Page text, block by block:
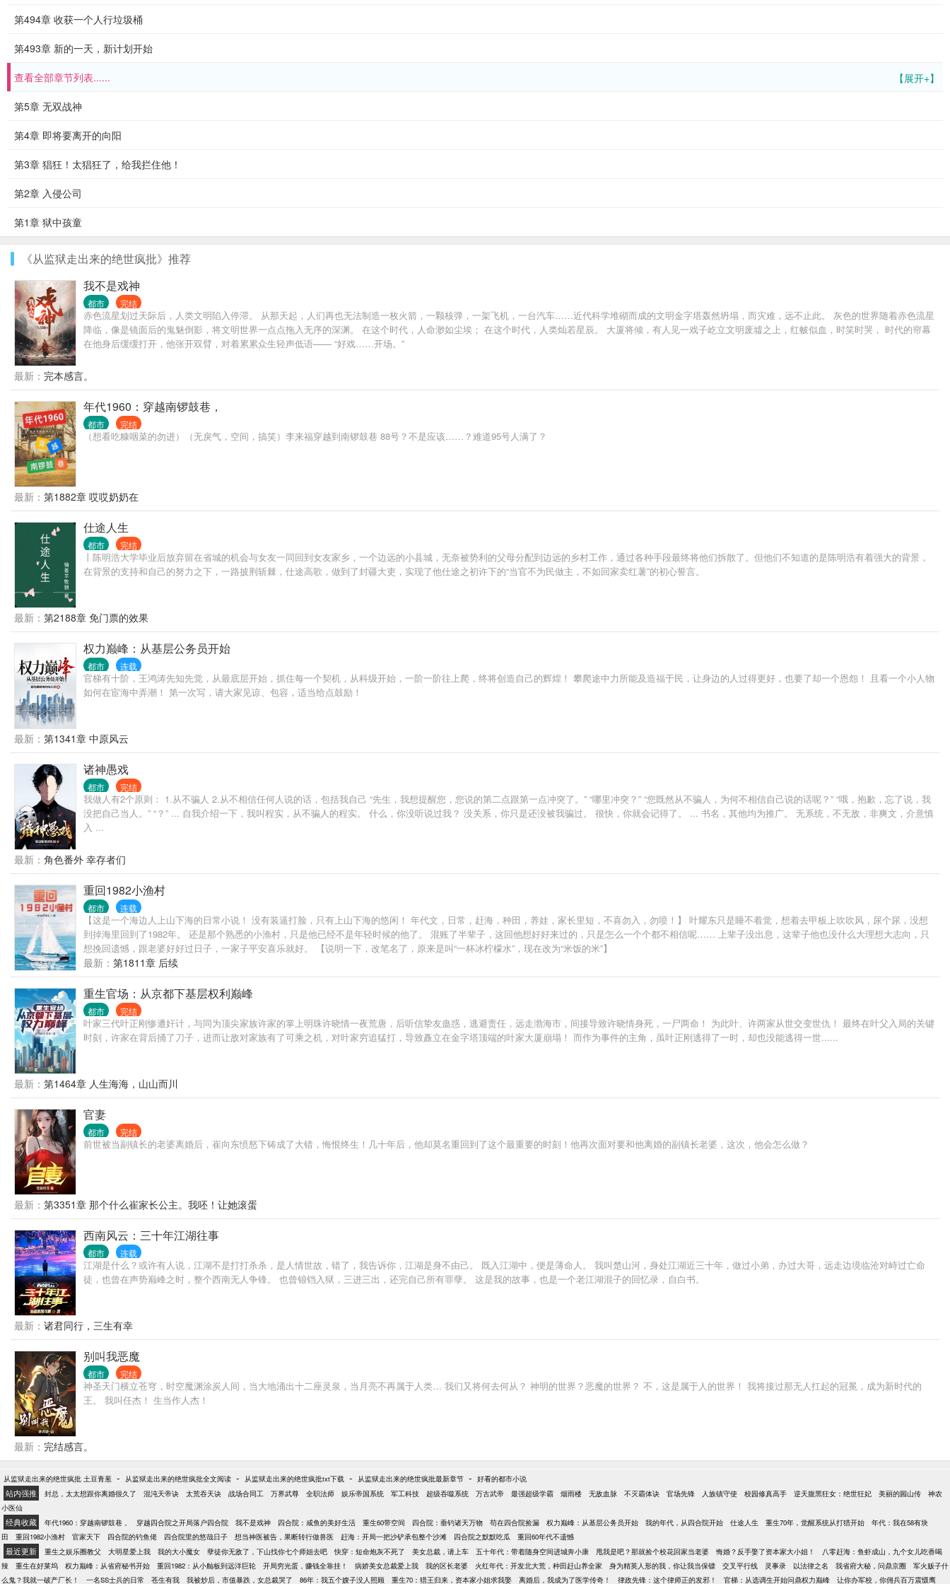
第494章 收获一个人行垃圾桶
第493章 新的一天，新计划开始
【展开+】
查看全部章节列表......
第5章 无双战神
第4章 即将要离开的向阳
第3章 猖狂！太猖狂了，给我拦住他！
第2章 入侵公司
第1章 狱中孩童
《从监狱走出来的绝世疯批》推荐
我不是戏神
都市 完结
赤色流星划过天际后，人类文明陷入停滞。 从那天起，人们再也无法制造一枚火箭，一颗核弹，一架飞机，一台汽车……近代科学堆砌而成的文明金字塔轰然坍塌，而灾难，远不止此。 灰色的世界随着赤色流星
降临，像是镜面后的鬼魅倒影，将文明世界一点点拖入无序的深渊。 在这个时代，人命渺如尘埃； 在这个时代，人类灿若星辰。 大厦将倾，有人见一戏子屹立文明废墟之上，红帔似血，时笑时哭， 时代的帘幕
在他身后缓缓打开，他张开双臂，对着累累众生轻声低语—— “好戏……开场。”
最新： 完本感言。
年代1960：穿越南锣鼓巷，
都市 完结
（想看吃糠咽菜的勿进）（无戾气，空间，搞笑）李来福穿越到南锣鼓巷 88号？不是应该……？难道95号人满了？
最新： 第1882章 哎哎奶奶在
仕途人生
都市 完结
丨陈明浩大学毕业后放弃留在省城的机会与女友一同回到女友家乡，一个边远的小县城，无奈被势利的父母分配到边远的乡村工作，通过各种手段最终将他们拆散了。但他们不知道的是陈明浩有着强大的背景，
在背景的支持和自己的努力之下，一路披荆斩棘，仕途高歌，做到了封疆大吏，实现了他仕途之初许下的“当官不为民做主，不如回家卖红薯”的初心誓言。
最新： 第2188章 免门票的效果
权力巅峰：从基层公务员开始
都市 连载
官梯有十阶，王鸿涛先知先觉，从最底层开始，抓住每一个契机，从科级开始，一阶一阶往上爬，终将创造自己的辉煌！ 攀爬途中力所能及造福于民，让身边的人过得更好，也要了却一个恩怨！ 且看一个小人物
如何在宦海中弄潮！ 第一次写，请大家见谅、包容，适当给点鼓励！
最新： 第1341章 中原风云
诸神愚戏
都市 完结
我做人有2个原则： 1.从不骗人 2.从不相信任何人说的话，包括我自己 “先生，我想提醒您，您说的第二点跟第一点冲突了。” “哪里冲突？” “您既然从不骗人，为何不相信自己说的话呢？” “哦，抱歉，忘了说，我
没把自己当人。” “？” ... 自我介绍一下，我叫程实，从不骗人的程实。 什么，你没听说过我？ 没关系，你只是还没被我骗过。 很快，你就会记得了。 ... 书名，其他均为推广。 无系统，不无敌，非爽文，介意慎
入 ...
最新： 角色番外 幸存者们
重回1982小渔村
都市 连载
【这是一个海边人上山下海的日常小说！ 没有装逼打脸，只有上山下海的悠闲！ 年代文，日常，赶海，种田，养娃，家长里短，不喜勿入，勿喷！】 叶耀东只是睡不着觉，想着去甲板上吹吹风，尿个尿，没想
到掉海里回到了1982年。 还是那个熟悉的小渔村，只是他已经不是年轻时候的他了。 混账了半辈子，这回他想好好来过的，只是怎么一个个都不相信呢…… 上辈子没出息，这辈子他也没什么大理想大志向，只
想挽回遗憾，跟老婆好好过日子，一家子平安喜乐就好。 【说明一下，改笔名了，原来是叫“一杯冰柠檬水”，现在改为“米饭的米”】
最新： 第1811章 后续
重生官场：从京都下基层权利巅峰
都市 完结
叶家三代叶正刚惨遭奸计，与同为顶尖家族许家的掌上明珠许晓情一夜荒唐，后听信挚友蛊惑，逃避责任，远走渤海市，间接导致许晓情身死，一尸两命！ 为此叶、许两家从世交变世仇！ 最终在叶父入局的关键
时刻，许家在背后捅了刀子，进而让敌对家族有了可乘之机，对叶家穷追猛打，导致矗立在金字塔顶端的叶家大厦崩塌！ 而作为事件的主角，虽叶正刚逃得了一时，却也没能逃得一世......
最新： 第1464章 人生海海，山山而川
官妻
都市 完结
前世被当副镇长的老婆离婚后，崔向东愤怒下铸成了大错，悔恨终生！几十年后，他却莫名重回到了这个最重要的时刻！他再次面对要和他离婚的副镇长老婆，这次，他会怎么做？
最新： 第3351章 那个什么崔家长公主。我呸！让她滚蛋
西南风云：三十年江湖往事
都市 连载
江湖是什么？或许有人说，江湖不是打打杀杀，是人情世故，错了，我告诉你，江湖是身不由己。 既入江湖中，便是薄命人。 我叫楚山河，身处江湖近三十年，做过小弟，办过大哥，远走边境临沧对峙过亡命
徒，也曾在声势巅峰之时，整个西南无人争锋。 也曾锒铛入狱，三进三出，还完自己所有罪孽。 这是我的故事，也是一个老江湖混子的回忆录，自白书。
最新： 诸君同行，三生有幸
别叫我恶魔
都市 完结
神圣天门横立苍穹，时空魔渊涂炭人间，当大地涌出十二座灵泉，当月亮不再属于人类… 我们又将何去何从？ 神明的世界？恶魔的世界？ 不，这是属于人的世界！ 我将接过那无人扛起的冠冕，成为新时代的
王。 我叫任杰！ 生当作人杰！
最新： 完结感言。
从监狱走出来的绝世疯批 土豆青葱 - 从监狱走出来的绝世疯批全文阅读 - 从监狱走出来的绝世疯批txt下载 - 从监狱走出来的绝世疯批最新章节 - 好看的都市小说
站内强推 封总，太太想跟你离婚很久了 混沌天帝诀 太荒吞天诀 战场合同工 万界武尊 全职法师 娱乐帝国系统 军工科技 超级吞噬系统 万古武帝 最强超级学霸 烟雨楼 无敌血脉 不灭霸体诀 官场先锋 人族镇守使 校园修真高手 逆天腹黑狂女：绝世狂妃 美丽的圌山传
神农
小医仙
经典收藏 年代1960：穿越南锣鼓巷， 穿越四合院之开局落户四合院 我不是戏神 四合院：咸鱼的美好生活 重生60带空间 四合院：垂钓诸天万物 苟在四合院捡漏 权力巅峰：从基层公务员开始 我的年代，从四合院开始 仕途人生 重生70年，觉醒系统从打猎开始
年代：我在58有块
田
重回1982小渔村 官家天下 四合院的钓鱼佬 四合院里的悠哉日子 想当神医被告，果断转行做兽医 赶海：开局一把沙铲承包整个沙滩 四合院之默默吃瓜 重回60年代不遗憾
最近更新 重生之娱乐圈教父 大明星爱上我 我的大小魔女 孽徒你无敌了，下山找你七个师姐去吧 快穿：短命炮灰不死了 美女总裁，请上车 五十年代：带着随身空间进城奔小康 甩我是吧？那就捡个校花回家当老婆 悔婚？反手娶了资本家大小姐！
八零赶海：鱼虾成山，九个女儿吃香喝
辣
重生在好莱坞 权力巅峰：从省府秘书开始 重回1982：从小舢板到远洋巨轮 开局穷光蛋，赚钱全靠挂！ 病娇美女总裁爱上我 我的区长老婆 火红年代：开发北大荒，种田赶山养全家 身为精英人形的我，你让我当保镖 交叉平行线 灵事录 以法律之名 我省府大秘，问鼎京圈
军火贩子什
么鬼？我就一破产厂长！
一名SS士兵的日常 苍生有我 我被炒后，市值暴跌，女总裁哭了 86年：我五个嫂子没人照顾 重生70：猎王归来，资本家小姐求我娶 离婚后，我成为了医学传奇！ 律政先锋：这个律师正的发邪！ 官梯：从选调生开始问鼎权力巅峰 让你办军校，你佣兵百万震慑鹰